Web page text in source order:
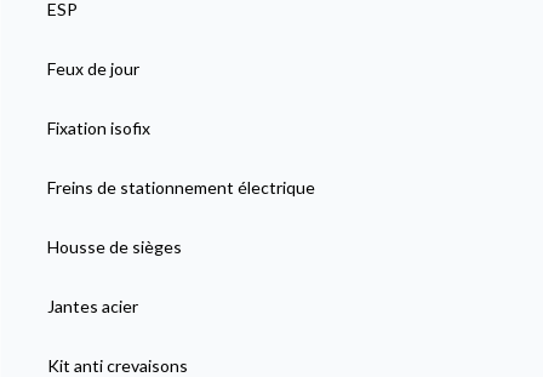
ESP
Feux de jour
Fixation isofix
Freins de stationnement électrique
Housse de sièges
Jantes acier
Kit anti crevaisons